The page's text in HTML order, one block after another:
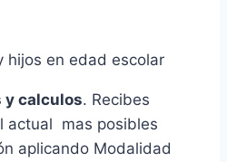
hijos en edad escolar
y calculos. Recibes
actual mas posibles
aplicando Modalidad